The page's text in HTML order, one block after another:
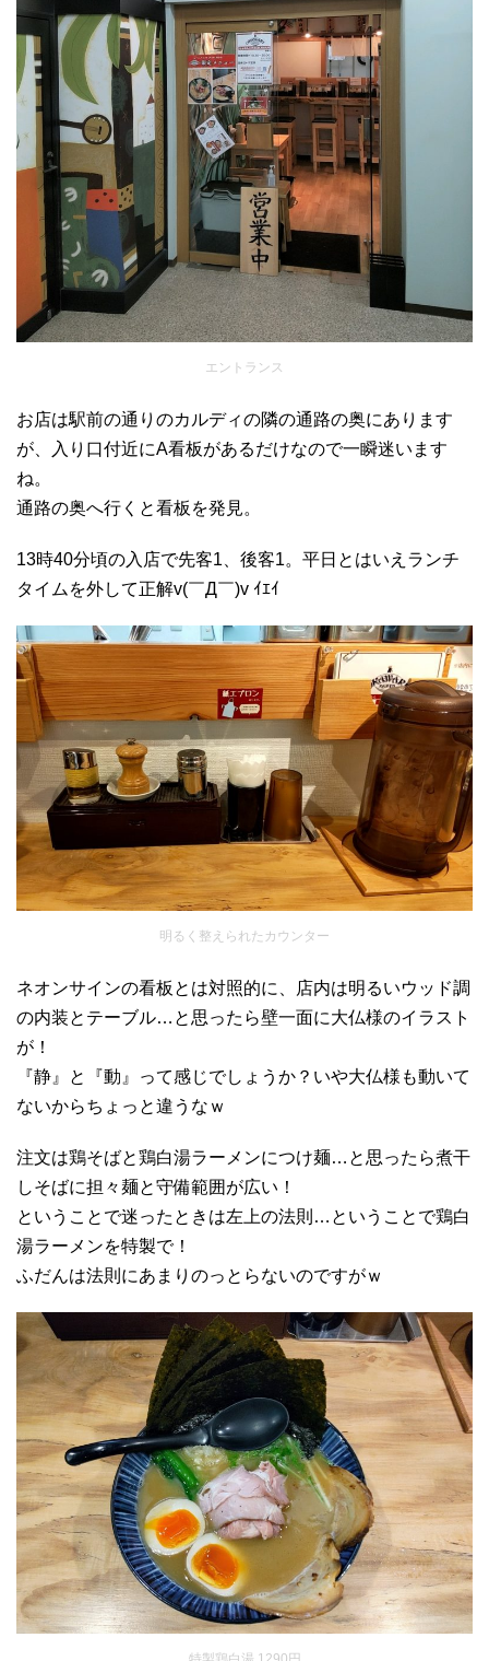
エントランス
お店は駅前の通りのカルディの隣の通路の奥にあります
が、入り口付近にA看板があるだけなので一瞬迷います
ね。
通路の奥へ行くと看板を発見。
13時40分頃の入店で先客1、後客1。平日とはいえランチ
タイムを外して正解v(￣Д￣)v ｲｴｲ
明るく整えられたカウンター
ネオンサインの看板とは対照的に、店内は明るいウッド調
の内装とテーブル…と思ったら壁一面に大仏様のイラスト
が！
『静』と『動』って感じでしょうか？いや大仏様も動いて
ないからちょっと違うなｗ
注文は鶏そばと鶏白湯ラーメンにつけ麺…と思ったら煮干
しそばに担々麺と守備範囲が広い！
ということで迷ったときは左上の法則…ということで鶏白
湯ラーメンを特製で！
ふだんは法則にあまりのっとらないのですがｗ